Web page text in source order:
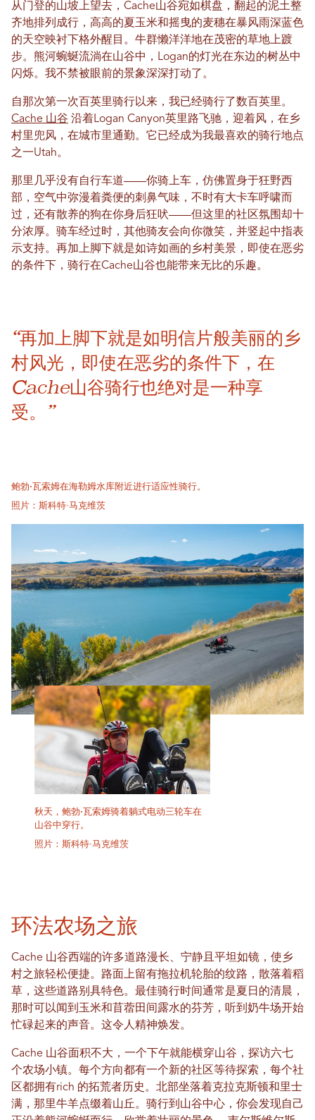
从门登的山坡上望去，Cache山谷宛如棋盘，翻起的泥土整
齐地排列成行，高高的夏玉米和摇曳的麦穗在暴风雨深蓝色
的天空映衬下格外醒目。牛群懒洋洋地在茂密的草地上踱
步。熊河蜿蜒流淌在山谷中，Logan的灯光在东边的树丛中
闪烁。我不禁被眼前的景象深深打动了。
自那次第一次百英里骑行以来，我已经骑行了数百英里。
Cache 山谷 沿着Logan Canyon英里路飞驰，迎着风，在乡
村里兜风，在城市里通勤。它已经成为我最喜欢的骑行地点
之一Utah。
那里几乎没有自行车道——你骑上车，仿佛置身于狂野西
部，空气中弥漫着粪便的刺鼻气味，不时有大卡车呼啸而
过，还有散养的狗在你身后狂吠——但这里的社区氛围却十
分浓厚。骑车经过时，其他骑友会向你微笑，并竖起中指表
示支持。再加上脚下就是如诗如画的乡村美景，即使在恶劣
的条件下，骑行在Cache山谷也能带来无比的乐趣。
“再加上脚下就是如明信片般美丽的乡
村风光，即使在恶劣的条件下，在
Cache山谷骑行也绝对是一种享
受。”
秋天，鲍勃·瓦索姆骑着躺式电动三轮车在
山谷中穿行。
照片：斯科特·马克维茨
鲍勃·瓦索姆在海勒姆水库附近进行适应性骑行。
照片：斯科特·马克维茨
环法农场之旅
Cache 山谷西端的许多道路漫长、宁静且平坦如镜，使乡
村之旅轻松便捷。路面上留有拖拉机轮胎的纹路，散落着稻
草，这些道路别具特色。最佳骑行时间通常是夏日的清晨，
那时可以闻到玉米和苜蓿田间露水的芬芳，听到奶牛场开始
忙碌起来的声音。这令人精神焕发。
Cache 山谷面积不大，一个下午就能横穿山谷，探访六七
个农场小镇。每个方向都有一个新的社区等待探索，每个社
区都拥有rich 的拓荒者历史。北部坐落着克拉克斯顿和里士
满，那里牛羊点缀着山丘。骑行到山谷中心，你会发现自己